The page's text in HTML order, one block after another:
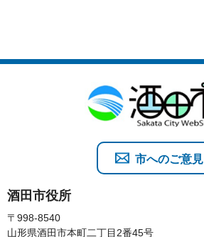
酒田市役所
〒998-8540
山形県酒田市本町二丁目2番45号
市へのご意見